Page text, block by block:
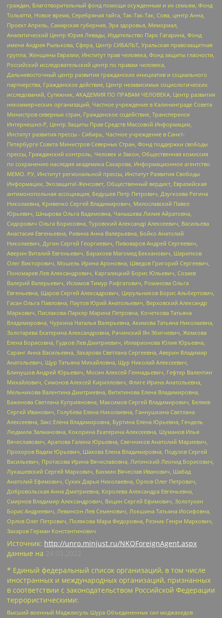
граждан, Благотворительный фонд помощи осужденным и их семьям, Фонд
Тольятти, Новое время, Серебряная тайга, Так-Так-Так, Сова, центр Анна,
Проект Апрель, Самарская губерния, Эра здоровья, Мемориал,
Аналитический Центр Юрия Левады, Издательство Парк Гагарина, Фонд
имени Андрея Рылькова, Сфера, Центр СИБАЛЬТ, Уральская правозащитная
группа, Женщины Евразии, Институт прав человека, Фонд защиты гласности,
Российский исследовательский центр по правам человека,
Дальневосточный центр развития гражданских инициатив и социального
партнерства, Гражданское действие, Центр независимых социологических
исследований, Сутяжник, АКАДЕМИЯ ПО ПРАВАМ ЧЕЛОВЕКА, Центр развития
некоммерческих организаций, Частное учреждение в Калининграде Совета
Министров северных стран, Гражданское содействие, Трансперенси
Интернешнл-Р, Центр Защиты Прав Средств Массовой Информации,
Институт развития прессы - Сибирь, Частное учреждение в Санкт-
Петербурге Совета Министров Северных Стран, Фонд поддержки свободы
прессы, Гражданский контроль, Человек и Закон, Общественная комиссия
по сохранению наследия академика Сахарова, Информационное агентство
МЕМО. РУ, Институт региональной прессы, Институт Развития Свободы
Информации, Экозащита!-Женсовет, Общественный вердикт, Евразийская
антимонопольная ассоциация, Бедушев Петр Петрович, Дзугкоева Регина
Николаевна, Кривенко Сергей Владимирович, Милославский Павел
Юрьевич, Шнырова Ольга Вадимовна, Чанышева Лилия Айратовна,
Сидорович Ольга Борисовна, Туровский Александр Алексеевич, Васильева
Анастасия Евгеньевна, Ривина Анна Валерьевна, Бойко Анатолий
Николаевич, Дугин Сергей Георгиевич, Пивоваров Андрей Сергеевич,
Аверин Виталий Евгеньевич, Барахоев Магомед Бекханович, Шарипков
Олег Викторович, Мошель Ирина Ароновна, Шведов Григорий Сергеевич,
Пономарев Лев Александрович, Каргалицкий Борис Юльевич, Созаев
Валерий Валерьевич, Исламов Тимур Рифгатович, Романова Ольга
Евгеньевна, Щаров Сергей Алексадрович, Цирульников Борис Альбертович,
Гасан Ольга Павловна, Паутов Юрий Анатольевич, Верховский Александр
Маркович, Пислакова-Паркер Марина Петровна, Кочеткова Татьяна
Владимировна, Чуркина Наталья Валерьевна, Акимова Татьяна Николаевна,
Золотарева Екатерина Александровна, Рачинский Ян Збигневич, Жемкова
Елена Борисовна, Гудков Лев Дмитриевич, Илларионова Юлия Юрьевна,
Саранг Анна Васильевна, Захарова Светлана Сергеевна, Аверин Владимир
Анатольевич, Щур Татьяна Михайловна, Щур Николай Алексеевич,
Блинушов Андрей Юрьевич, Мосин Алексей Геннадьевич, Гефтер Валентин
Михайлович, Симонов Алексей Кириллович, Флиге Ирина Анатольевна,
Мельникова Валентина Дмитриевна, Вититинова Елена Владимировна,
Баженова Светлана Куприяновна, Максимов Сергей Владимирович, Беляев
Сергей Иванович, Голубева Елена Николаевна, Ганнушкина Светлана
Алексеевна, Закс Елена Владимировна, Буртина Елена Юрьевна, Гендель
Людмила Залмановна, Кокорина Екатерина Алексеевна, Шуманов Илья
Вячеславович, Арапова Галина Юрьевна, Свечников Анатолий Мариевич,
Прохоров Вадим Юрьевич, Шахова Елена Владимировна, Подузов Сергей
Васильевич, Протасова Ирина Вячеславовна, Литинский Леонид Борисович,
Лукашевский Сергей Маркович, Бахмин Вячеслав Иванович, Шабад
Анатолий Ефимович, Сухих Дарья Николаевна, Орлов Олег Петрович,
Добровольская Анна Дмитриевна, Королева Александра Евгеньевна,
Смирнов Владимир Александрович, Вицин Сергей Ефимович, Золотухин
Борис Андреевич, Левинсон Лев Семенович, Локшина Татьяна Иосифовна,
Орлов Олег Петрович, Полякова Мара Федоровна, Резник Генри Маркович,
Захаров Герман Константинович
Источник: http://unro.minjust.ru/NKOForeignAgent.aspx
данные на
* Единый федеральный список организаций, в том числе
иностранных и международных организаций, признанных
в соответствии с законодательством Российской Федерации
террористическими:
Высший военный Маджлисуль Шура Объединенных сил моджахедов